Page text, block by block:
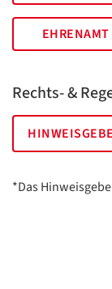
Rechts- &
*Das